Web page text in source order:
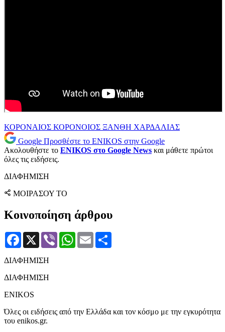
ΚΟΡΟΝΑΙΟΣ ΚΟΡΟΝΟΙΟΣ ΞΑΝΘΗ ΧΑΡΔΑΛΙΑΣ
Google Προσθέστε το ENIKOS στην Google
Ακολουθήστε το ENIKOS στο Google News και μάθετε πρώτοι
όλες τις ειδήσεις.
ΔΙΑΦΗΜΙΣΗ
ΜΟΙΡΑΣΟΥ ΤΟ
Κοινοποίηση άρθρου
Facebook
X Viber WhatsApp
Email
ΔΙΑΦΗΜΙΣΗ
ΔΙΑΦΗΜΙΣΗ
ENIKOS
Όλες οι ειδήσεις από την Ελλάδα και τον κόσμο με την εγκυρότητα
του enikos.gr.